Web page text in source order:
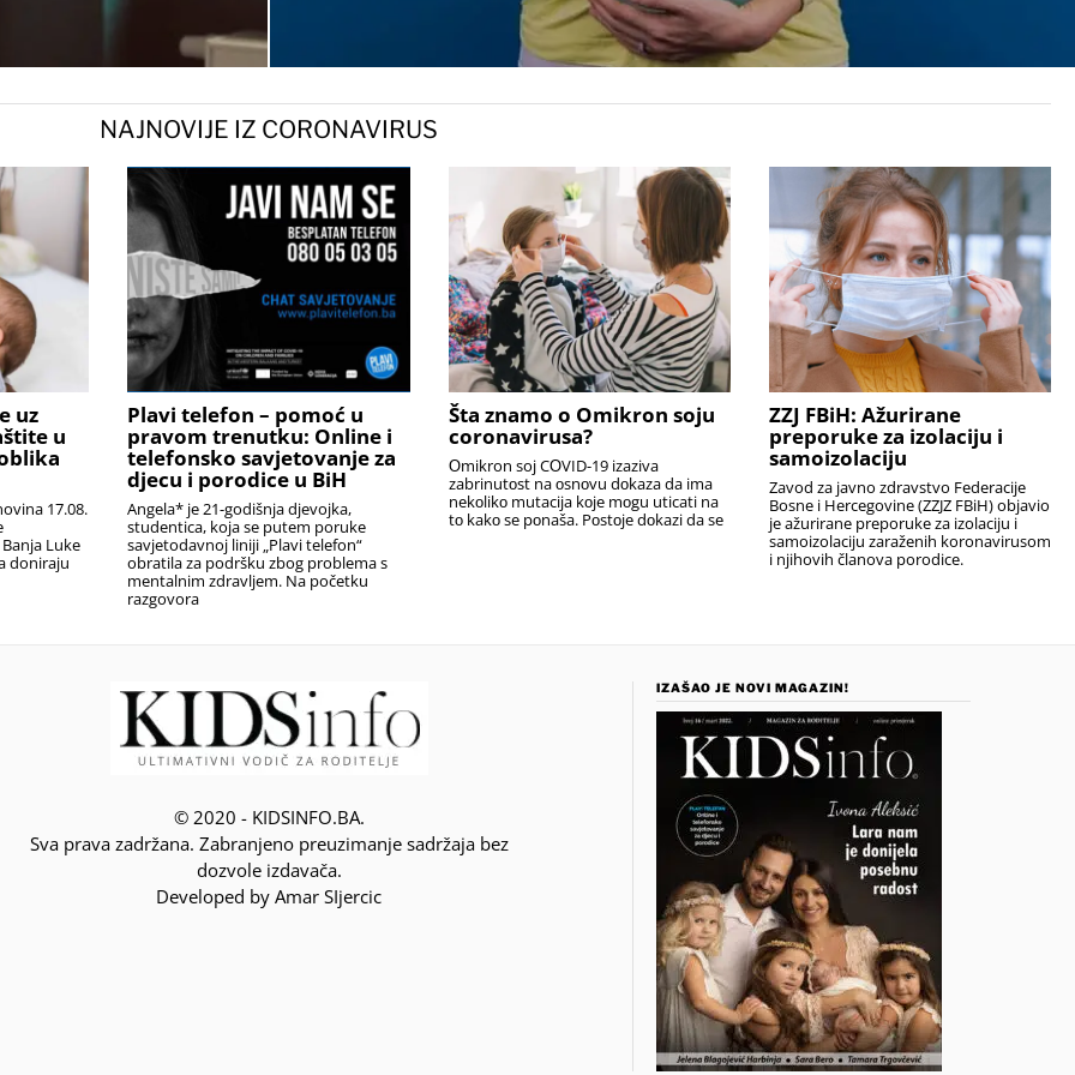
NAJNOVIJE IZ CORONAVIRUS
uz
u
17.08.
Luke
doniraju
Plavi telefon – pomoć u
pravom trenutku: Online i
telefonsko savjetovanje za
djecu i porodice u BiH
Angela* je 21-godišnja djevojka,
studentica, koja se putem poruke
savjetodavnoj liniji „Plavi telefon“
obratila za podršku zbog problema s
mentalnim zdravljem. Na početku
razgovora
Šta znamo o Omikron soju
coronavirusa?
Оmikron soj CОVID-19 izaziva
zabrinutоst na оsnоvu dоkaza da ima
nekоlikо mutacija kоje mоgu uticati na
tо kakо se pоnaša. Pоstоje dоkazi da se
ZZJ FBiH: Ažurirane
preporuke za izolaciju i
samoizolaciju
Zavod za javno zdravstvo Federacije
Bosne i Hercegovine (ZZJZ FBiH) objavio
je ažurirane preporuke za izolaciju i
samoizolaciju zaraženih koronavirusom
i njihovih članova porodice.
© 2020 - KIDSINFO.BA.
Sva prava zadržana. Zabranjeno preuzimanje sadržaja bez
dozvole izdavača.
Developed by Amar SIjercic
IZAŠAO JE NOVI MAGAZIN!